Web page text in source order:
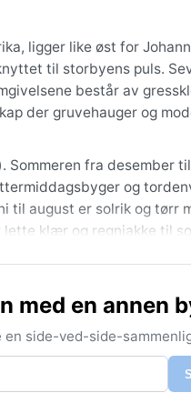
ligger like øst for
til storbyens puls.
består av
der gruvehauger og
Sommeren fra desember
og
til august er solrik og tørr
lette klær og regnjakke til
netter. Sommeren kan
og snø er
klima som
med en annen
side-ved-side-